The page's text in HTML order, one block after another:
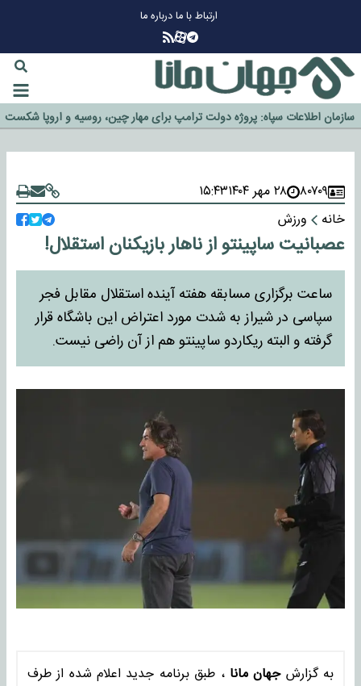
ارتباط با مادرباره ما
گزینه جدایی اوسمار روی میز مدیران پرسپولیس
آیا رئیس جمهور آمریکا قانون را دور می‌زند؟
اخراج رسمی چهره نامدار از پرسپولیس
سازمان اطلاعات سپاه: پروژه دولت ترامپ برای مهار چین، روسیه و اروپا شکست
خورد
۸۰۷۰۹ ۲۸ مهر ۱۴۰۴
۱۵:۴۳
خانه
ورزش
عصبانیت ساپینتو از ناهار بازیکنان استقلال!
ساعت برگزاری مسابقه هفته آینده استقلال مقابل فجر
سپاسی در شیراز به شدت مورد اعتراض این باشگاه قرار
گرفته و البته ریکاردو ساپینتو هم از آن راضی نیست.
به گزارشجهان مانا ، طبق برنامه جدید اعلام شده از طرف